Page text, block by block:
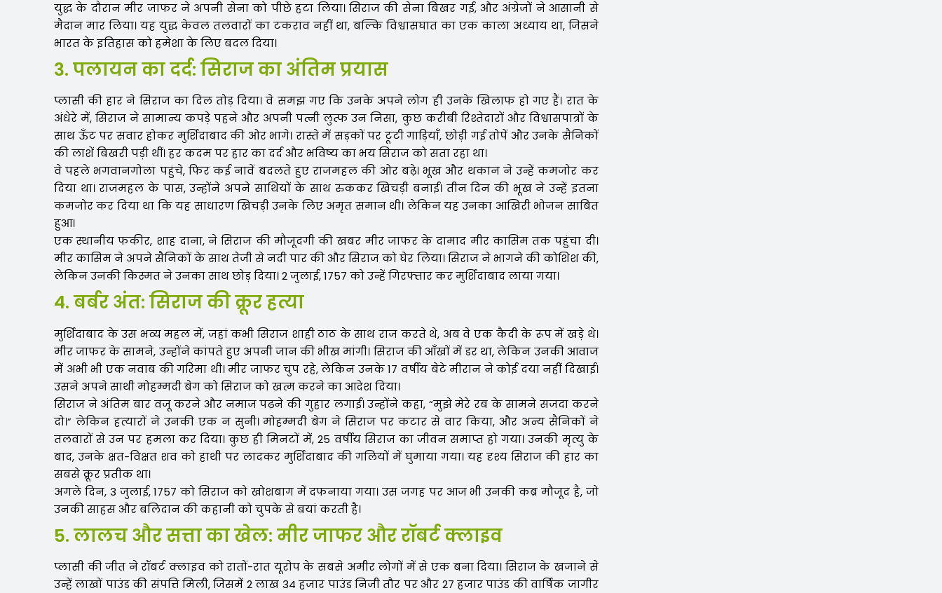
युद्ध के दौरान मीर जाफर ने अपनी सेना को पीछे हटा लिया। सिराज की सेना बिखर गई, और अंग्रेजों ने आसानी से
मैदान मार लिया। यह युद्ध केवल तलवारों का टकराव नहीं था, बल्कि विश्वासघात का एक काला अध्याय था, जिसने
भारत के इतिहास को हमेशा के लिए बदल दिया।
3. पलायन का दर्द: सिराज का अंतिम प्रयास
प्लासी की हार ने सिराज का दिल तोड़ दिया। वे समझ गए कि उनके अपने लोग ही उनके खिलाफ हो गए हैं। रात के
अंधेरे में, सिराज ने सामान्य कपड़े पहने और अपनी पत्नी लुत्फ उन निसा, कुछ करीबी रिश्तेदारों और विश्वासपात्रों के
साथ ऊँट पर सवार होकर मुर्शिदाबाद की ओर भागे। रास्ते में सड़कों पर टूटी गाड़ियाँ, छोड़ी गई तोपें और उनके सैनिकों
की लाशें बिखरी पड़ी थीं। हर कदम पर हार का दर्द और भविष्य का भय सिराज को सता रहा था।
वे पहले भगवानगोला पहुंचे, फिर कई नावें बदलते हुए राजमहल की ओर बढ़े। भूख और थकान ने उन्हें कमजोर कर
दिया था। राजमहल के पास, उन्होंने अपने साथियों के साथ रुककर खिचड़ी बनाई। तीन दिन की भूख ने उन्हें इतना
कमजोर कर दिया था कि यह साधारण खिचड़ी उनके लिए अमृत समान थी। लेकिन यह उनका आखिरी भोजन साबित
हुआ।
एक स्थानीय फकीर, शाह दाना, ने सिराज की मौजूदगी की खबर मीर जाफर के दामाद मीर कासिम तक पहुंचा दी।
मीर कासिम ने अपने सैनिकों के साथ तेजी से नदी पार की और सिराज को घेर लिया। सिराज ने भागने की कोशिश की,
लेकिन उनकी किस्मत ने उनका साथ छोड़ दिया। 2 जुलाई, 1757 को उन्हें गिरफ्तार कर मुर्शिदाबाद लाया गया।
4. बर्बर अंत: सिराज की क्रूर हत्या
मुर्शिदाबाद के उस भव्य महल में, जहां कभी सिराज शाही ठाठ के साथ राज करते थे, अब वे एक कैदी के रूप में खड़े थे।
मीर जाफर के सामने, उन्होंने कांपते हुए अपनी जान की भीख मांगी। सिराज की आँखों में डर था, लेकिन उनकी आवाज
में अभी भी एक नवाब की गरिमा थी। मीर जाफर चुप रहे, लेकिन उनके 17 वर्षीय बेटे मीरान ने कोई दया नहीं दिखाई।
उसने अपने साथी मोहम्मदी बेग को सिराज को खत्म करने का आदेश दिया।
सिराज ने अंतिम बार वजू करने और नमाज पढ़ने की गुहार लगाई। उन्होंने कहा, “मुझे मेरे रब के सामने सजदा करने
दो।” लेकिन हत्यारों ने उनकी एक न सुनी। मोहम्मदी बेग ने सिराज पर कटार से वार किया, और अन्य सैनिकों ने
तलवारों से उन पर हमला कर दिया। कुछ ही मिनटों में, 25 वर्षीय सिराज का जीवन समाप्त हो गया। उनकी मृत्यु के
बाद, उनके क्षत-विक्षत शव को हाथी पर लादकर मुर्शिदाबाद की गलियों में घुमाया गया। यह दृश्य सिराज की हार का
सबसे क्रूर प्रतीक था।
अगले दिन, 3 जुलाई, 1757 को सिराज को खोशबाग में दफनाया गया। उस जगह पर आज भी उनकी कब्र मौजूद है, जो
उनकी साहस और बलिदान की कहानी को चुपके से बयां करती है।
5. लालच और सत्ता का खेल: मीर जाफर और रॉबर्ट क्लाइव
प्लासी की जीत ने रॉबर्ट क्लाइव को रातों-रात यूरोप के सबसे अमीर लोगों में से एक बना दिया। सिराज के खजाने से
उन्हें लाखों पाउंड की संपत्ति मिली, जिसमें 2 लाख 34 हजार पाउंड निजी तौर पर और 27 हजार पाउंड की वार्षिक जागीर